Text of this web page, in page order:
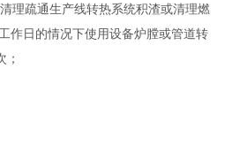
理疏通生产线转热系统积渣或清理燃
作日的情况下使用设备炉膛或管道转